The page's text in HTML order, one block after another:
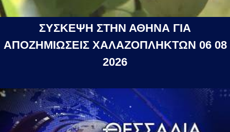
ΣΥΣΚΕΨΗ ΣΤΗΝ ΑΘΗΝΑ ΓΙΑ
ΑΠΟΖΗΜΙΩΣΕΙΣ ΧΑΛΑΖΟΠΛΗΚΤΩΝ 06 08
2026